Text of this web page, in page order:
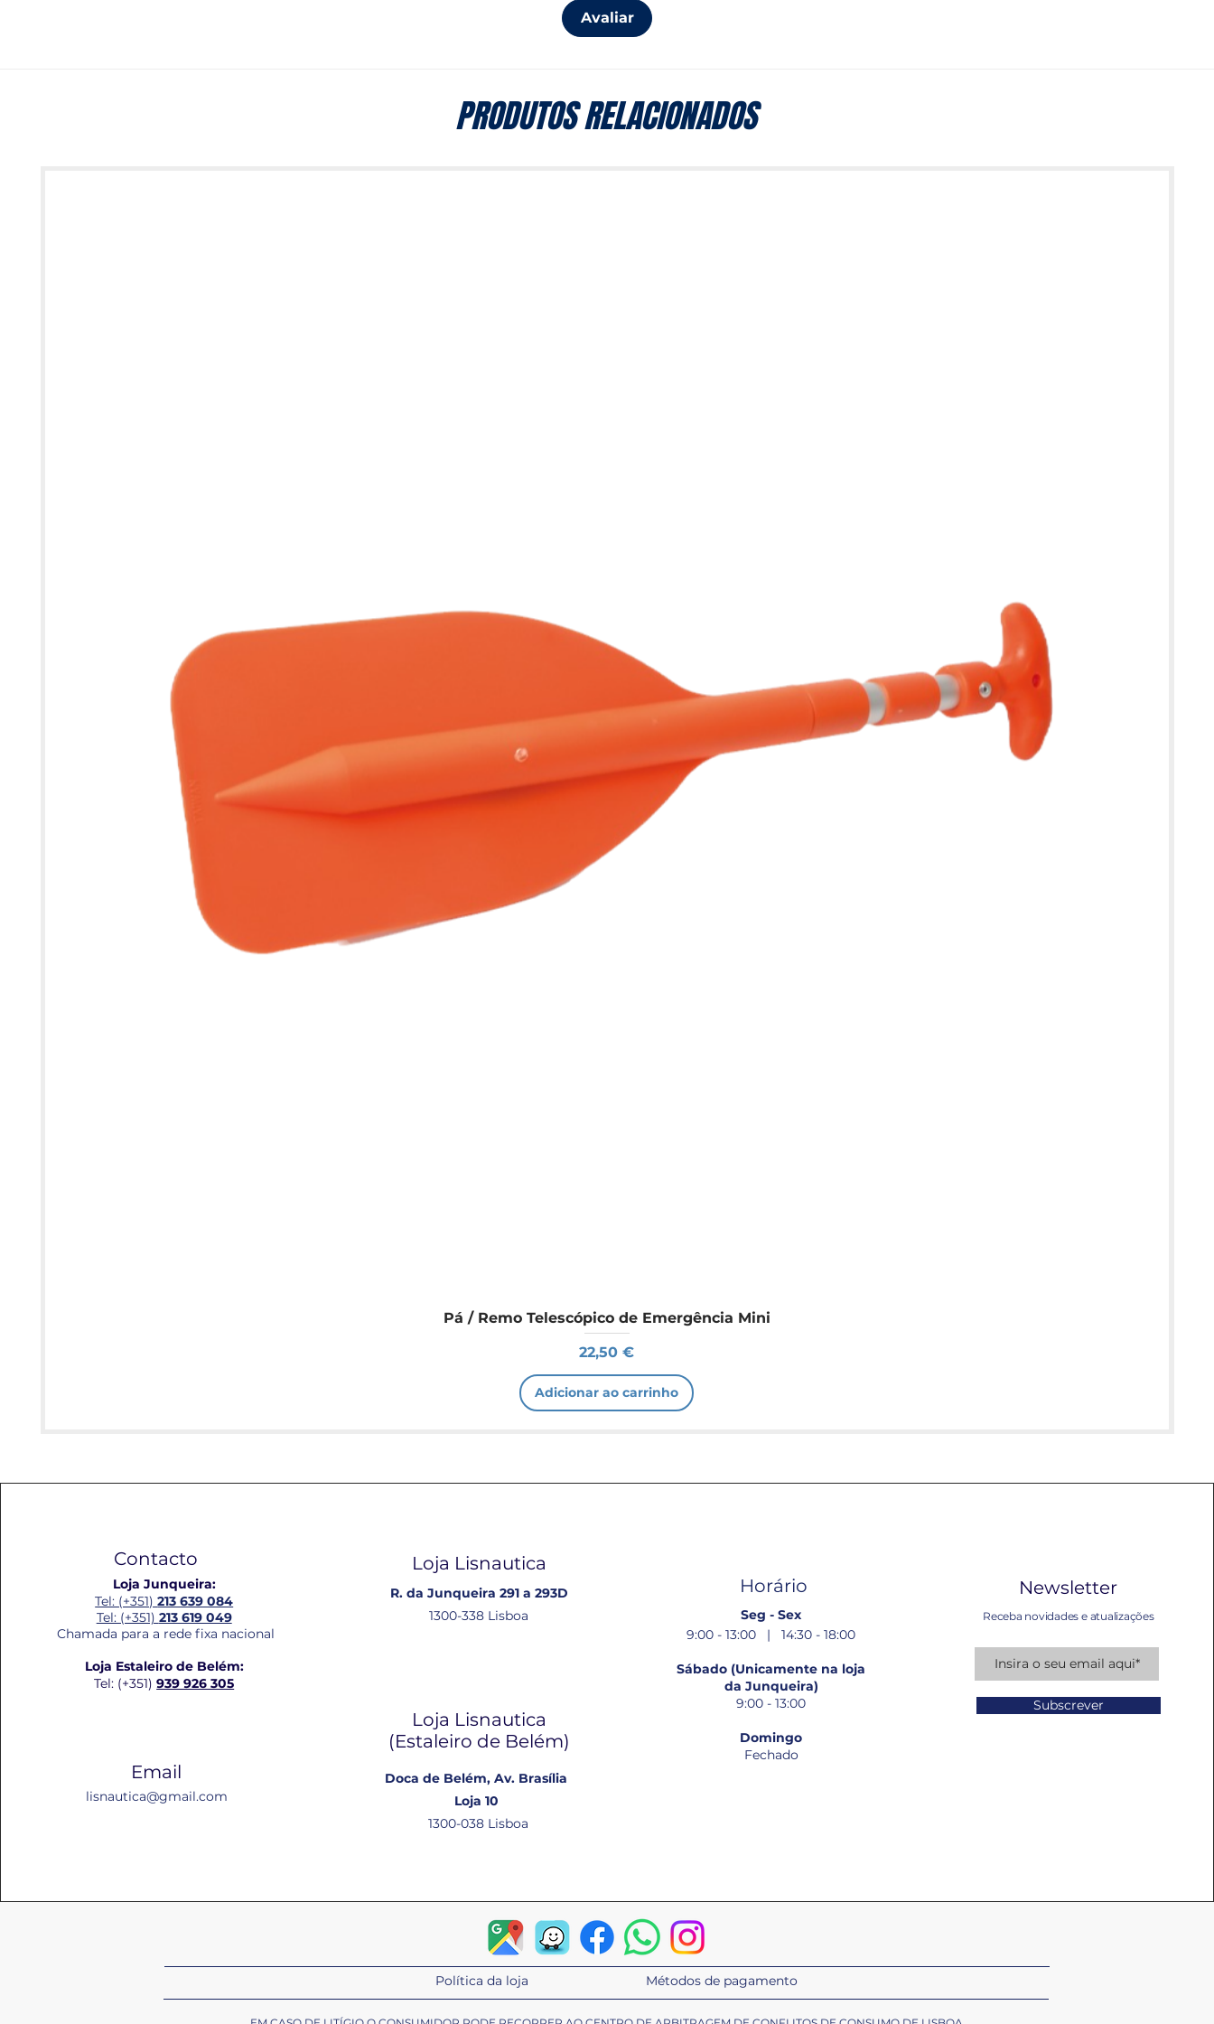
Avaliar
PRODUTOS RELACIONADOS
Pá / Remo Telescópico de Emergência Mini
Preço
22,50 €
Adicionar ao carrinho
Contacto
Loja Junqueira:
Tel: (+351)213 639 084
Tel: (+351) 213 619 049
Chamada para a rede fixa nacional
Loja Estaleiro de Belém:
Tel: (+351)939 926 305
Email
lisnautica@gmail.com
Loja Lisnautica
R. da Junqueira 291 a 293D
1300-338 Lisboa
Loja Lisnautica
(Estaleiro de Belém​)
Doca de Belém, Av. Brasília
Loja 10
1300-038 Lisboa
Horário
Seg - Sex
9:00 - 13:00 | 14:30 - 18:00
Sábado (Unicamente na loja
da Junqueira)
9:00 - 13:00
Domingo
Fechado
Newsletter
Receba novidades e atualizações
Subscrever
Política da loja Métodos de pagamento